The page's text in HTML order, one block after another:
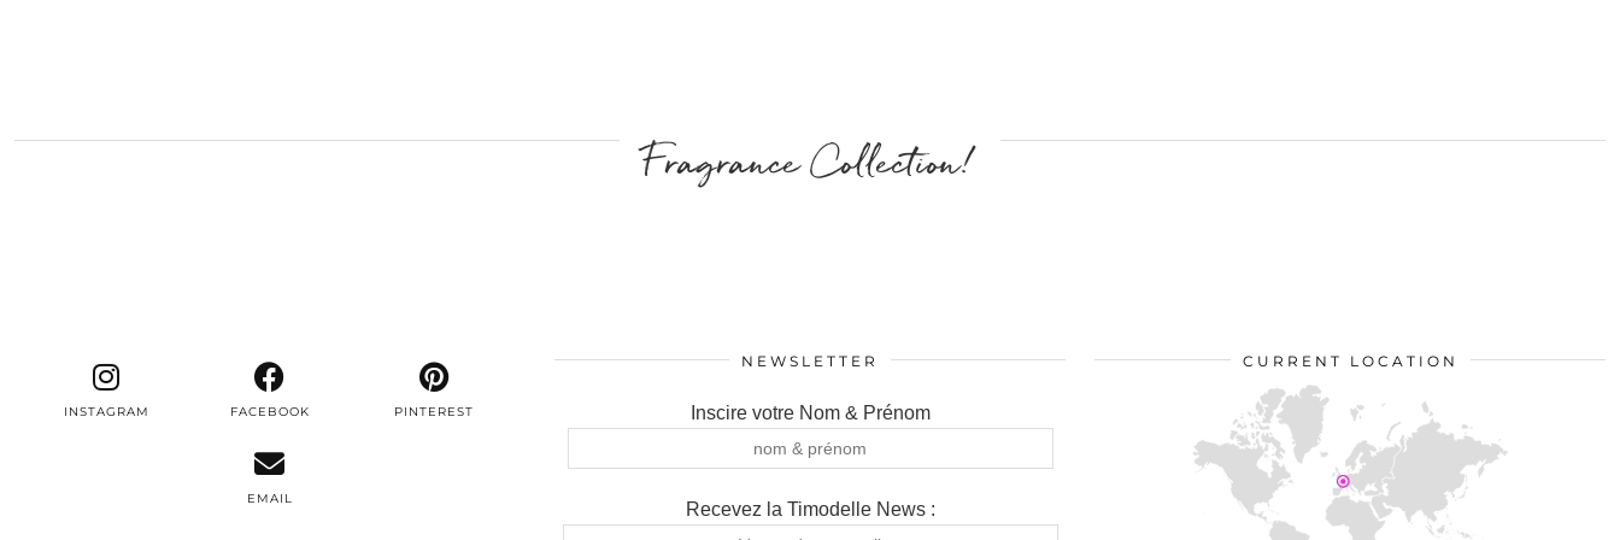
Fragrance Collection!
INSTAGRAM FACEBOOK PINTEREST
EMAIL
NEWSLETTER
Inscire votre Nom & Prénom
Recevez la Timodelle News :
CURRENT LOCATION